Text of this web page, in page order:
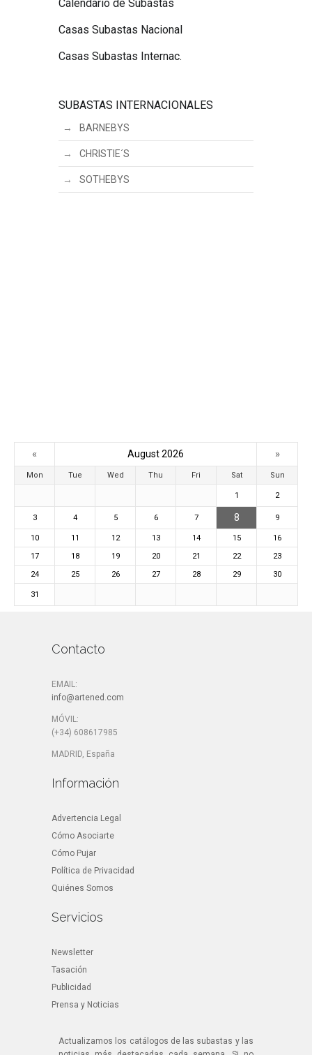
Calendario de Subastas
Casas Subastas Nacional
Casas Subastas Internac.
SUBASTAS INTERNACIONALES
BARNEBYS
CHRISTIE´S
SOTHEBYS
« August 2026 »
Mon Tue Wed Thu Fri Sat Sun
1 2
3 4 5 6 7 8 9
10 11 12 13 14 15
16
17
18 19 20 21 22
23
24
25 26 27 28 29 30
31
Contacto
EMAIL:
info@artened.com
MÓVIL:
(+34) 608617985
MADRID, España
Información
Advertencia Legal
Cómo Asociarte
Cómo Pujar
Política de Privacidad
Quiénes Somos
Servicios
Newsletter
Tasación
Publicidad
Prensa y Noticias
Actualizamos los catálogos de las subastas y las